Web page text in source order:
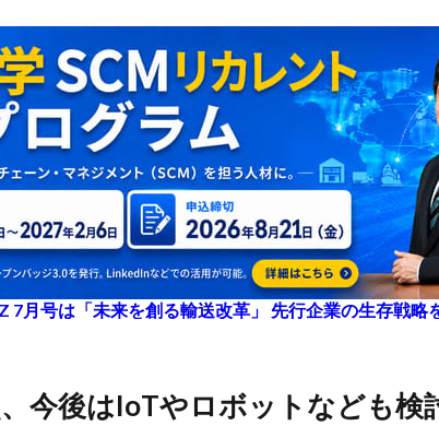
7月号は「未来を創る輸送改革」 先行企業の生存戦略
、今後はIoTやロボットなども検